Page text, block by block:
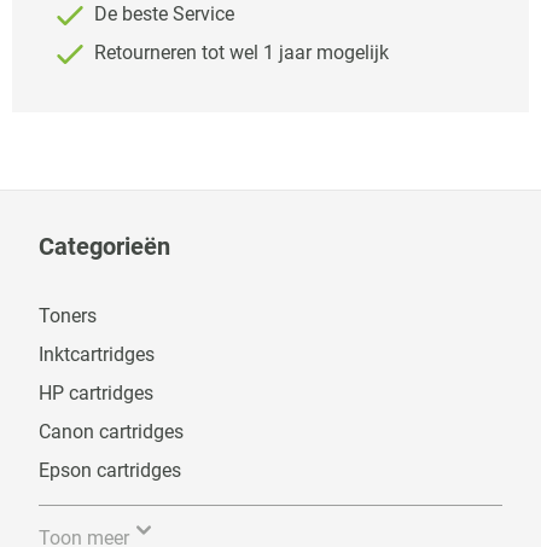
De beste Service
Retourneren tot wel 1 jaar mogelijk
Categorieën
Toners
Inktcartridges
HP cartridges
Canon cartridges
Epson cartridges
Toon meer